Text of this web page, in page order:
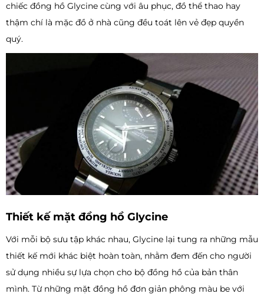
chiếc đồng hồ Glycine cùng với âu phục, đồ thể thao hay
thậm chí là mặc đồ ở nhà cũng đều toát lên vẻ đẹp quyền
quý.
Thiết kế mặt đồng hồ Glycine
Với mỗi bộ sưu tập khác nhau, Glycine lại tung ra những mẫu
thiết kế mới khác biệt hoàn toàn, nhằm đem đến cho người
sử dụng nhiều sự lựa chọn cho bộ đồng hồ của bản thân
mình. Từ những mặt đồng hồ đơn giản phông màu be với